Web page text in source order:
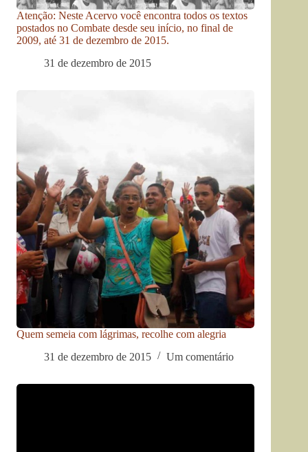
Atenção: Neste Acervo você encontra todos os textos
postados no Combate desde seu início, no final de
2009, até 31 de dezembro de 2015.
31 de dezembro de 2015
Quem semeia com lágrimas, recolhe com alegria
31 de dezembro de 2015
Um comentário